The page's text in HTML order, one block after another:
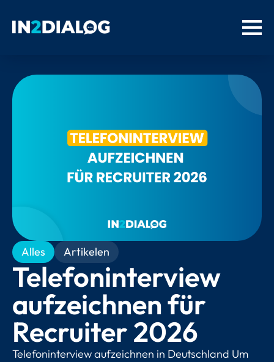
Alles Artikelen
Telefoninterview
aufzeichnen für
Recruiter 2026
Telefoninterview aufzeichnen in Deutschland Um